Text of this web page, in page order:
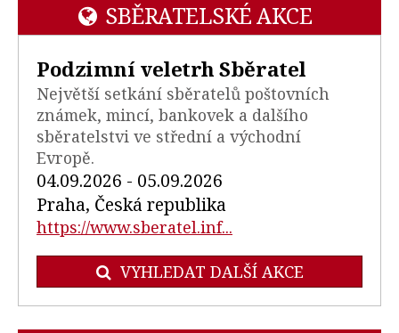
SBĚRATELSKÉ AKCE
Podzimní veletrh Sběratel
Největší setkání sběratelů poštovních
známek, mincí, bankovek a dalšího
sběratelstvi ve střední a východní
Evropě.
04.09.2026 - 05.09.2026
Praha, Česká republika
https://www.sberatel.inf...
VYHLEDAT DALŠÍ AKCE